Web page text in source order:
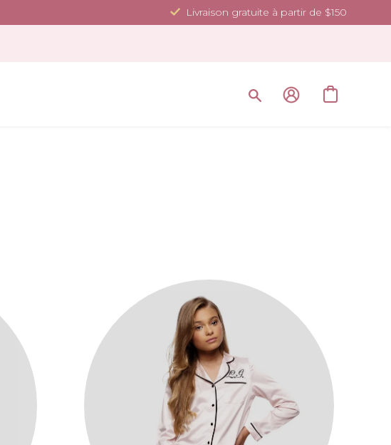
Livraison gratuite à partir de $150